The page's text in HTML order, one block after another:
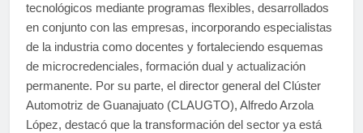
tecnológicos mediante programas flexibles, desarrollados
en conjunto con las empresas, incorporando especialistas
de la industria como docentes y fortaleciendo esquemas
de microcredenciales, formación dual y actualización
permanente. Por su parte, el director general del Clúster
Automotriz de Guanajuato (CLAUGTO), Alfredo Arzola
López, destacó que la transformación del sector ya está